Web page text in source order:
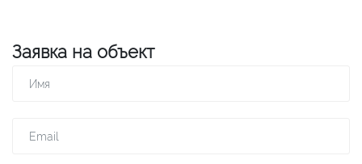
Заявка на объект